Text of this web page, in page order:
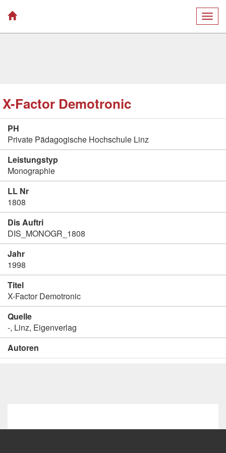
X-Factor Demotronic
PH
Private Pädagogische Hochschule Linz
Leistungstyp
Monographie
LL Nr
1808
Dis Auftri
DIS_MONOGR_1808
Jahr
1998
Titel
X-Factor Demotronic
Quelle
-, Linz, Eigenverlag
Autoren